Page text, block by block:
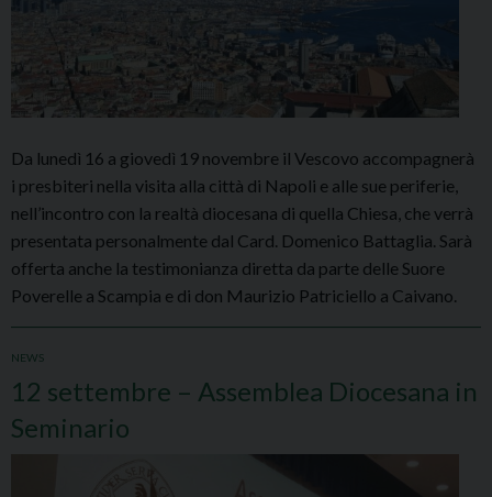
Da lunedì 16 a giovedì 19 novembre il Vescovo accompagnerà
i presbiteri nella visita alla città di Napoli e alle sue periferie,
nell’incontro con la realtà diocesana di quella Chiesa, che verrà
presentata personalmente dal Card. Domenico Battaglia. Sarà
offerta anche la testimonianza diretta da parte delle Suore
Poverelle a Scampia e di don Maurizio Patriciello a Caivano.
NEWS
12 settembre – Assemblea Diocesana in
Seminario